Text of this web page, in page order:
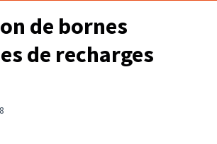
de bornes
de recharges